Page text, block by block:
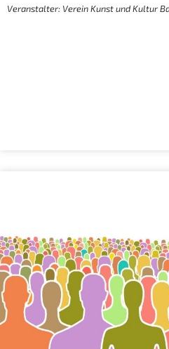
Veranstalter: Verein Kunst und Kultur